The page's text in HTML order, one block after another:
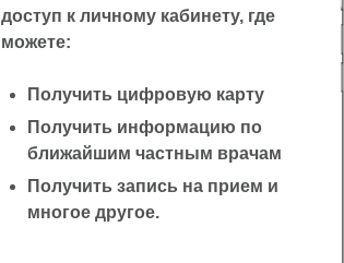
доступ к личному кабинету, где
можете:
Получить цифровую карту
Получить информацию по
ближайшим частным врачам
Получить запись на прием и
многое другое.